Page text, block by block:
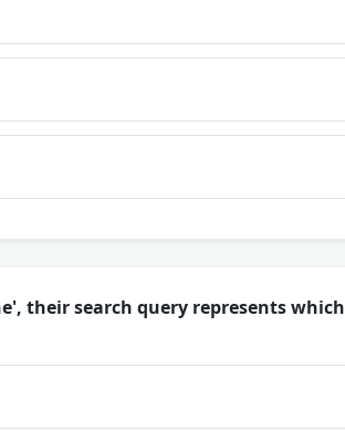
their search query represents which